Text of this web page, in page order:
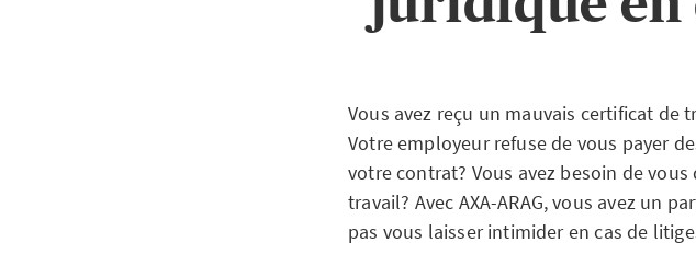
Vous avez reçu un mauvais certificat de
Votre employeur refuse de vous payer
votre contrat? Vous avez besoin de
travail? Avec AXA-ARAG, vous avez un
pas vous laisser intimider en cas de